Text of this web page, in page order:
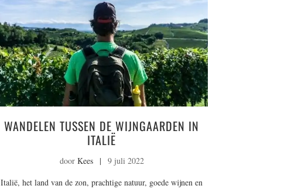
WANDELEN TUSSEN DE WIJNGAARDEN IN
ITALIË
door Kees |
9 juli 2022
Italië, het land van de zon, prachtige natuur, goede wijnen en